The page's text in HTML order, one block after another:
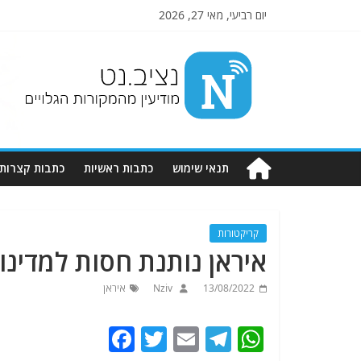
יום רביעי, מאי 27, 2026
Nziv.net
מודיעין
מהמקורות
תנאי שימוש כתבות ראשיות כתבות קצרות
קריקטורות
איראן נותנת חסות
13/08/2022
Nziv איראן
W
T
E
T